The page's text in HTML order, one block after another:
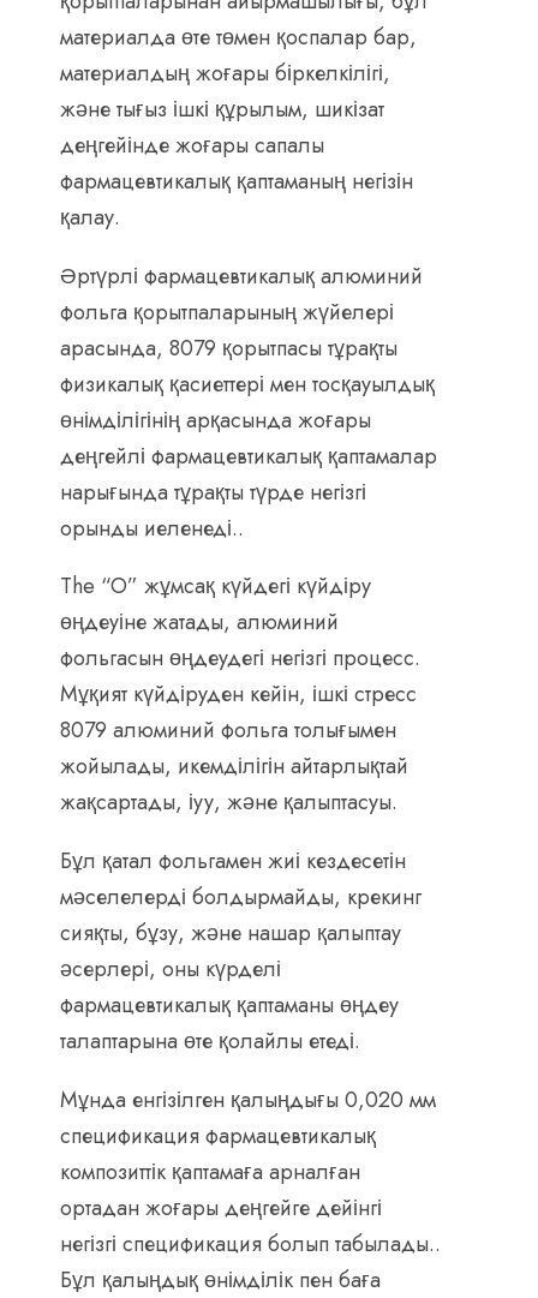
материалда өте төмен қоспалар бар,
материалдың жоғары біркелкілігі,
және тығыз ішкі құрылым, шикізат
деңгейінде жоғары сапалы
фармацевтикалық қаптаманың негізін
қалау.
Әртүрлі фармацевтикалық алюминий
фольга қорытпаларының жүйелері
арасында, 8079 қорытпасы тұрақты
физикалық қасиеттері мен тосқауылдық
өнімділігінің арқасында жоғары
деңгейлі фармацевтикалық қаптамалар
нарығында тұрақты түрде негізгі
орынды иеленеді..
The “O” жұмсақ күйдегі күйдіру
өңдеуіне жатады, алюминий
фольгасын өңдеудегі негізгі процесс.
Мұқият күйдіруден кейін, ішкі стресс
8079 алюминий фольга толығымен
жойылады, икемділігін айтарлықтай
жақсартады, іуу, және қалыптасуы.
Бұл қатал фольгамен жиі кездесетін
мәселелерді болдырмайды, крекинг
сияқты, бұзу, және нашар қалыптау
әсерлері, оны күрделі
фармацевтикалық қаптаманы өңдеу
талаптарына өте қолайлы етеді.
Мұнда енгізілген қалыңдығы 0,020 мм
спецификация фармацевтикалық
композиттік қаптамаға арналған
ортадан жоғары деңгейге дейінгі
негізгі спецификация болып табылады..
Бұл қалыңдық өнімділік пен баға